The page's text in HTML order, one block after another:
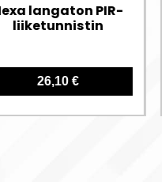
langaton PIR-
liiketunnistin
26,10 €